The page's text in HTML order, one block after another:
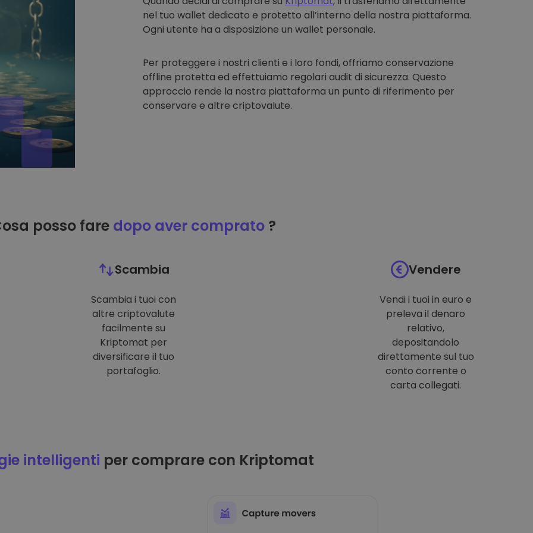
nel tuo wallet dedicato e protetto all’interno della nostra piattaforma.
Ogni utente ha a disposizione un wallet personale.
Per proteggere i nostri clienti e i loro fondi, offriamo conservazione
offline protetta ed effettuiamo regolari audit di sicurezza. Questo
approccio rende la nostra piattaforma un punto di riferimento per
conservare e altre criptovalute.
posso fare dopo aver comprato?
Scambia
Scambia i tuoi con
altre criptovalute
facilmente su
Kriptomat per
diversificare il tuo
portafoglio.
Vendere
Vendi i tuoi in euro e
preleva il denaro
relativo,
depositandolo
direttamente sul tuo
conto corrente o
carta collegati.
intelligenti per comprare con Kriptomat